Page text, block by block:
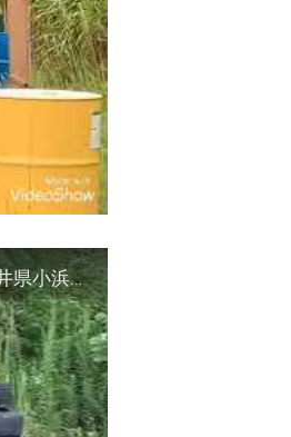
勢浜のサバゲーフィールド プレオープン 滋賀県大津市からも近く 福井県小浜市シューティングレンジ エアガン